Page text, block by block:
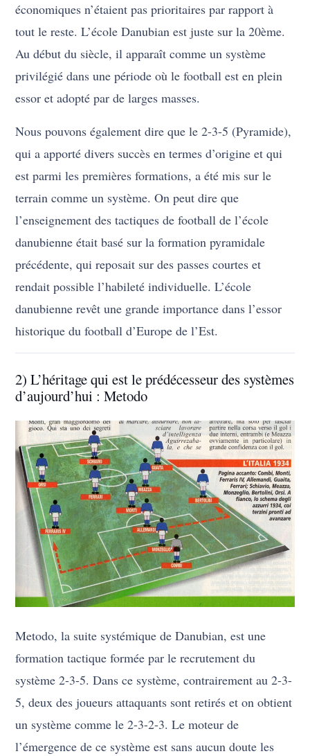
économiques n’étaient pas prioritaires par rapport à
tout le reste. L’école Danubian est juste sur la 20ème.
Au début du siècle, il apparaît comme un système
privilégié dans une période où le football est en plein
essor et adopté par de larges masses.
Nous pouvons également dire que le 2-3-5 (Pyramide),
qui a apporté divers succès en termes d’origine et qui
est parmi les premières formations, a été mis sur le
terrain comme un système. On peut dire que
l’enseignement des tactiques de football de l’école
danubienne était basé sur la formation pyramidale
précédente, qui reposait sur des passes courtes et
rendait possible l’habileté individuelle. L’école
danubienne revêt une grande importance dans l’essor
historique du football d’Europe de l’Est.
2) L’héritage qui est le prédécesseur des systèmes
d’aujourd’hui : Metodo
Metodo, la suite systémique de Danubian, est une
formation tactique formée par le recrutement du
système 2-3-5. Dans ce système, contrairement au 2-3-
5, deux des joueurs attaquants sont retirés et on obtient
un système comme le 2-3-2-3. Le moteur de
l’émergence de ce système est sans aucun doute les